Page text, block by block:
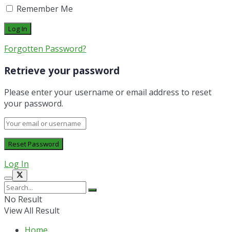
Remember Me
Forgotten Password?
Retrieve your password
Please enter your username or email address to reset
your password.
Log In
No Result
View All Result
Home